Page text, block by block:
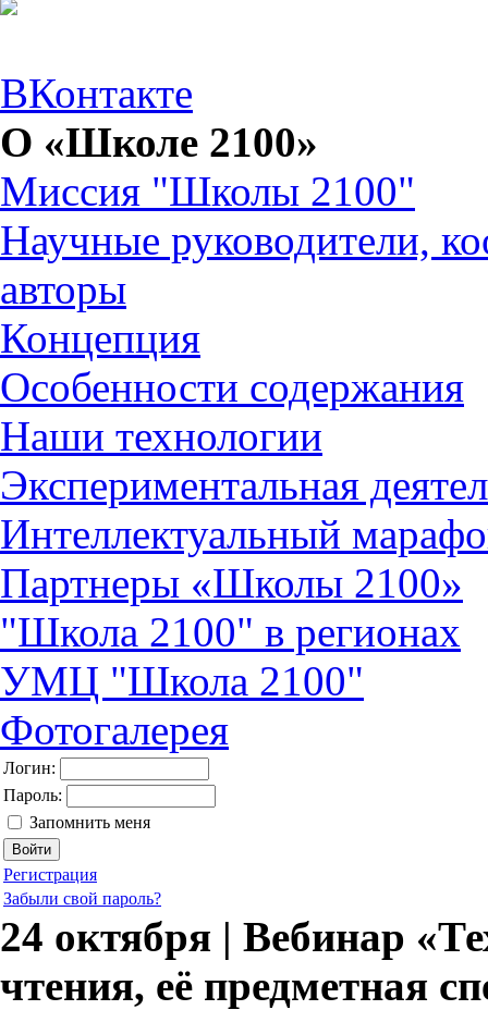
ВКонтакте
О «Школе 2100»
Миссия "Школы 2100"
Научные руководители,
авторы
Концепция
Особенности содержания
Наши технологии
Экспериментальная
Интеллектуальный
Партнеры «Школы 2100»
"Школа 2100" в регионах
УМЦ "Школа 2100"
Фотогалерея
Логин:
Пароль:
Запомнить меня
Регистрация
Забыли свой пароль?
24 октября | Вебинар
чтения, её предметная